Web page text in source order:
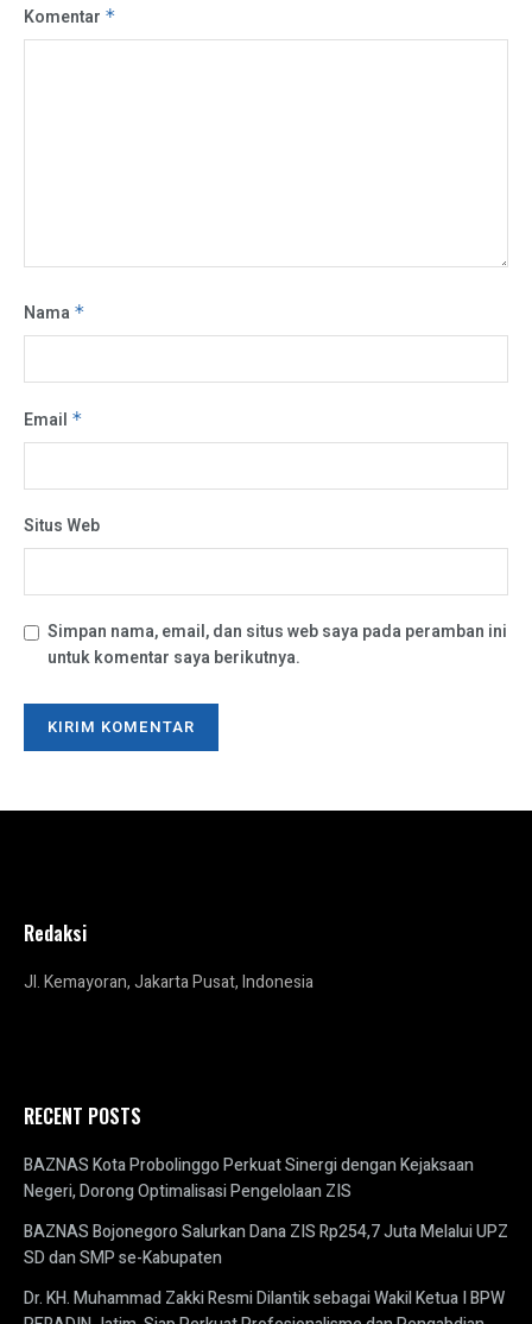
Komentar *
Nama *
Email *
Situs Web
Simpan nama, email, dan situs web saya pada peramban ini
untuk komentar saya berikutnya.
Redaksi
Jl. Kemayoran, Jakarta Pusat, Indonesia
RECENT POSTS
BAZNAS Kota Probolinggo Perkuat Sinergi dengan Kejaksaan
Negeri, Dorong Optimalisasi Pengelolaan ZIS
BAZNAS Bojonegoro Salurkan Dana ZIS Rp254,7 Juta Melalui UPZ
SD dan SMP se-Kabupaten
Dr. KH. Muhammad Zakki Resmi Dilantik sebagai Wakil Ketua I BPW